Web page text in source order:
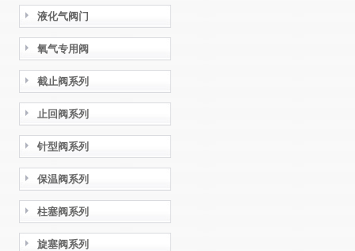
液化气阀门
氧气专用阀
截止阀系列
止回阀系列
针型阀系列
保温阀系列
柱塞阀系列
旋塞阀系列